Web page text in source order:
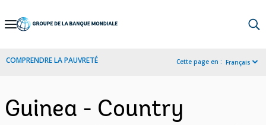
Skip
Navigation
COMPRENDRE LA PAUVRETÉ Cette page en : Français
Guinea - Country